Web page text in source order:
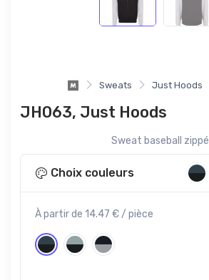
Sweats Just Hoods
JH063, Just Hoods
Sweat baseball zippé
Choix couleurs
À partir de 14.47 € / pièce